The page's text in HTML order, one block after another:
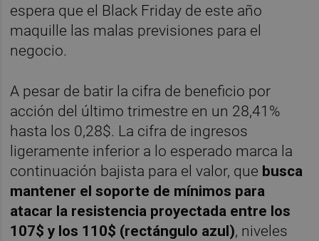
espera que el Black Friday de este año
maquille las malas previsiones para el
negocio.
A pesar de batir la cifra de beneficio por
acción del último trimestre en un 28,41%
hasta los 0,28$. La cifra de ingresos
ligeramente inferior a lo esperado marca la
continuación bajista para el valor, que busca
mantener el soporte de mínimos para
atacar la resistencia proyectada entre los
107$ y los 110$ (rectángulo azul), niveles